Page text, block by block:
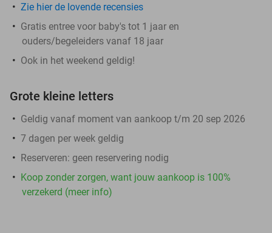
Zie hier de lovende recensies
Gratis entree voor baby's tot 1 jaar en
ouders/begeleiders vanaf 18 jaar
Ook in het weekend geldig!
Grote kleine letters
Geldig vanaf moment van aankoop t/m 20 sep 2026
7 dagen per week geldig
Reserveren: geen reservering nodig
Koop zonder zorgen, want jouw aankoop is 100%
verzekerd (meer info)